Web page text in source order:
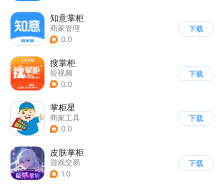
知意掌柜
商家管理
0.0
下载
搜掌柜
短视频
0.0
下载
掌柜星
商家工具
0.0
下载
皮肤掌柜
游戏交易
1.0
下载